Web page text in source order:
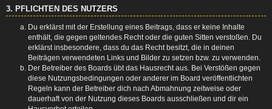
3. PFLICHTEN DES NUTZERS
Du erklärst mit der Erstellung eines Beitrags, dass er keine Inhalte
enthält, die gegen geltendes Recht oder die guten Sitten verstoßen. Du
erklärst insbesondere, dass du das Recht besitzt, die in deinen
Beiträgen verwendeten Links und Bilder zu setzen bzw. zu verwenden.
Der Betreiber des Boards übt das Hausrecht aus. Bei Verstößen gegen
diese Nutzungsbedingungen oder anderer im Board veröffentlichten
Regeln kann der Betreiber dich nach Abmahnung zeitweise oder
dauerhaft von der Nutzung dieses Boards ausschließen und dir ein